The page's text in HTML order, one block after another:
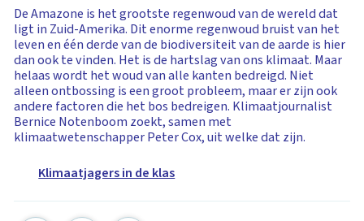
De Amazone is het grootste regenwoud van de wereld dat
ligt in Zuid-Amerika. Dit enorme regenwoud bruist van het
leven en één derde van de biodiversiteit van de aarde is hier
dan ook te vinden. Het is de hartslag van ons klimaat. Maar
helaas wordt het woud van alle kanten bedreigd. Niet
alleen ontbossing is een groot probleem, maar er zijn ook
andere factoren die het bos bedreigen. Klimaatjournalist
Bernice Notenboom zoekt, samen met
klimaatwetenschapper Peter Cox, uit welke dat zijn.
Klimaatjagers in de klas